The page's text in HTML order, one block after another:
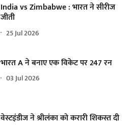
India vs Zimbabwe : भारत ने सीरीज
जीती
25 Jul 2026
भारत A ने बनाए एक विकेट पर 247 रन
03 Jul 2026
वेस्टइंडीज ने श्रीलंका को करारी शिकस्त दी